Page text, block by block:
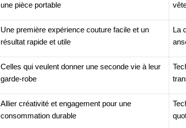
une pièce portable
Une première expérience couture facile et un
résultat rapide et utile
La
Celles qui veulent donner une seconde vie à leur
garde-robe
Allier créativité et engagement pour une
consommation durable